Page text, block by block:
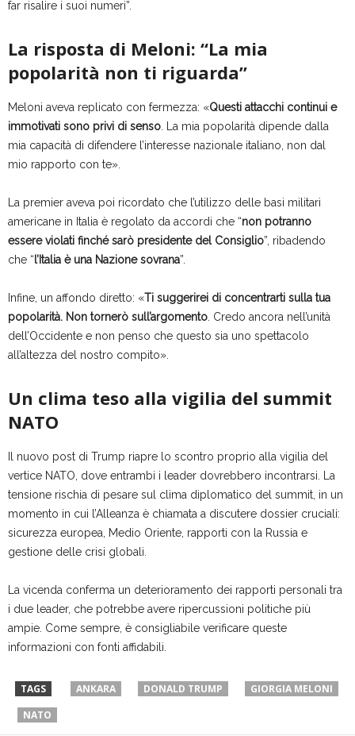
far risalire i suoi numeri”.
La risposta di Meloni: “La mia
popolarità non ti riguarda”
Meloni aveva replicato con fermezza: «Questi attacchi continui e
immotivati sono privi di senso. La mia popolarità dipende dalla
mia capacità di difendere l’interesse nazionale italiano, non dal
mio rapporto con te».
La premier aveva poi ricordato che l’utilizzo delle basi militari
americane in Italia è regolato da accordi che “non potranno
essere violati finché sarò presidente del Consiglio”, ribadendo
che “l’Italia è una Nazione sovrana”.
Infine, un affondo diretto: «Ti suggerirei di concentrarti sulla tua
popolarità. Non tornerò sull’argomento. Credo ancora nell’unità
dell’Occidente e non penso che questo sia uno spettacolo
all’altezza del nostro compito».
Un clima teso alla vigilia del summit
NATO
Il nuovo post di Trump riapre lo scontro proprio alla vigilia del
vertice NATO, dove entrambi i leader dovrebbero incontrarsi. La
tensione rischia di pesare sul clima diplomatico del summit, in un
momento in cui l’Alleanza è chiamata a discutere dossier cruciali:
sicurezza europea, Medio Oriente, rapporti con la Russia e
gestione delle crisi globali.
La vicenda conferma un deterioramento dei rapporti personali tra
i due leader, che potrebbe avere ripercussioni politiche più
ampie. Come sempre, è consigliabile verificare queste
informazioni con fonti affidabili.
TAGS ANKARA DONALD TRUMP
GIORGIA MELONI
NATO